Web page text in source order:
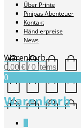
Über Printe
Pinipas Abenteuer
Kontakt
Händlerpreise
News
Warenkorb
0,00 € / 0 items
0
Warenkorb